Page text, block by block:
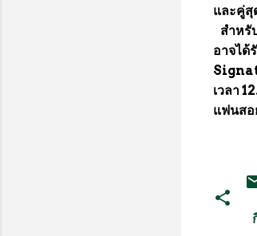
และคู่สุ
สำหรั
อาจได้
เวลา
แฟนส